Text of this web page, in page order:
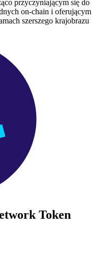
przyczyniającym się do
on-chain i oferującym
szerszego krajobrazu
Token